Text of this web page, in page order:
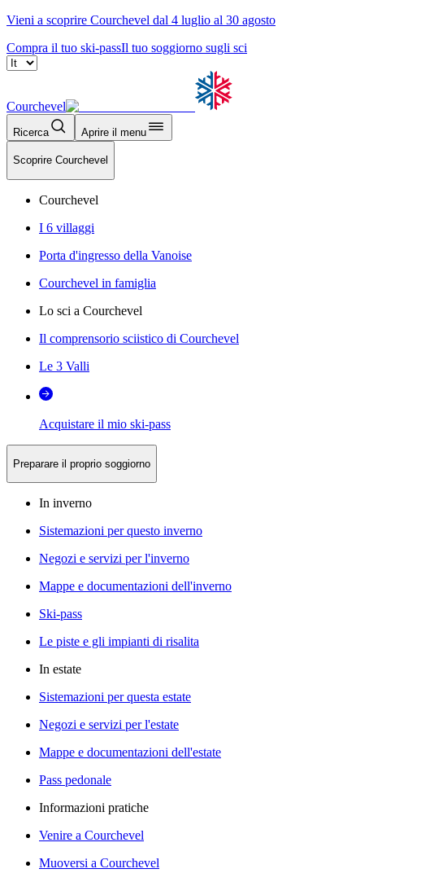
Vieni a scoprire Courchevel dal 4 luglio al 30 agosto
Compra il tuo ski-passIl tuo soggiorno sugli sci
Courchevel
Ricerca Aprire il menu
Scoprire Courchevel
Courchevel
I 6 villaggi
Porta d'ingresso della Vanoise
Courchevel in famiglia
Lo sci a Courchevel
Il comprensorio sciistico di Courchevel
Le 3 Valli
Acquistare il mio ski-pass
Preparare il proprio soggiorno
In inverno
Sistemazioni per questo inverno
Negozi e servizi per l'inverno
Mappe e documentazioni dell'inverno
Ski-pass
Le piste e gli impianti di risalita
In estate
Sistemazioni per questa estate
Negozi e servizi per l'estate
Mappe e documentazioni dell'estate
Pass pedonale
Informazioni pratiche
Venire a Courchevel
Muoversi a Courchevel